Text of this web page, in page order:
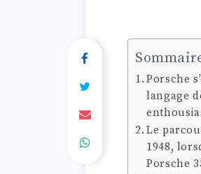
Porsche
langage
Le
1948,
Porsche